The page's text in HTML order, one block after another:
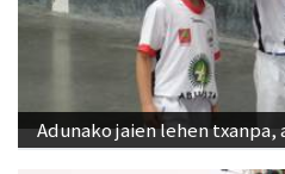
Adunako jaien lehen